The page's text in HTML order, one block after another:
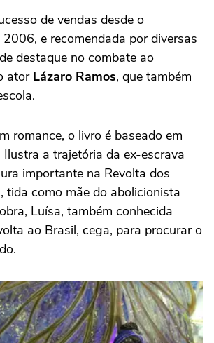
de vendas desde o
e recomendada por diversas
destaque no combate ao
ator Lázaro Ramos, que também
romance, o livro é baseado em
a trajetória da ex-escrava
importante na Revolta dos
tida como mãe do abolicionista
Luísa, também conhecida
ao Brasil, cega, para procurar o